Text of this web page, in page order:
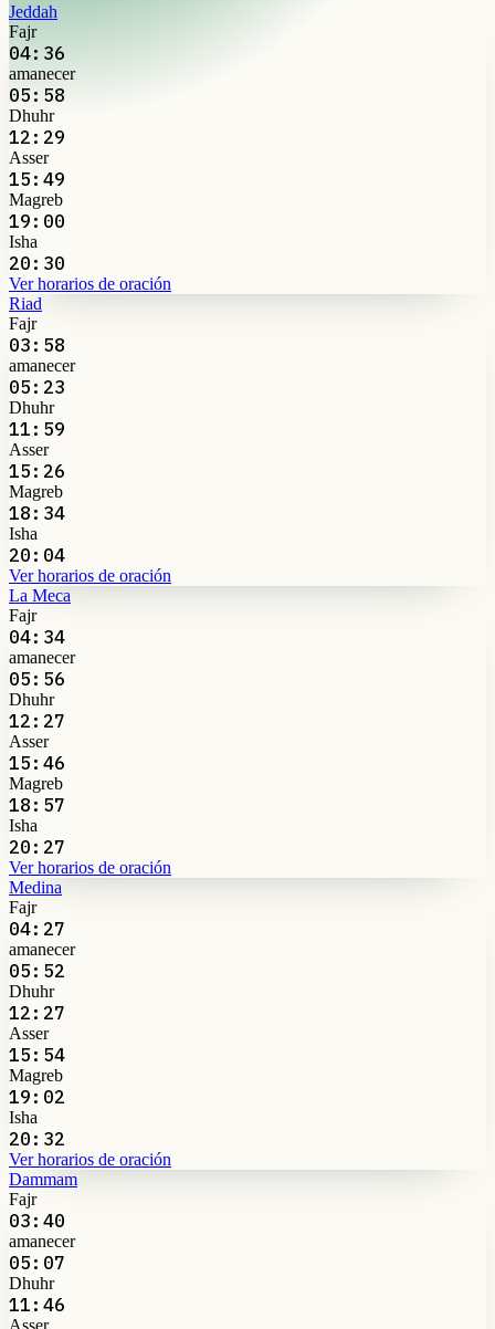
Jeddah
Fajr
04:36
amanecer
05:58
Dhuhr
12:29
Asser
15:49
Magreb
19:00
Isha
20:30
Ver horarios de oración
Riad
Fajr
03:58
amanecer
05:23
Dhuhr
11:59
Asser
15:26
Magreb
18:34
Isha
20:04
Ver horarios de oración
La Meca
Fajr
04:34
amanecer
05:56
Dhuhr
12:27
Asser
15:46
Magreb
18:57
Isha
20:27
Ver horarios de oración
Medina
Fajr
04:27
amanecer
05:52
Dhuhr
12:27
Asser
15:54
Magreb
19:02
Isha
20:32
Ver horarios de oración
Dammam
Fajr
03:40
amanecer
05:07
Dhuhr
11:46
Asser